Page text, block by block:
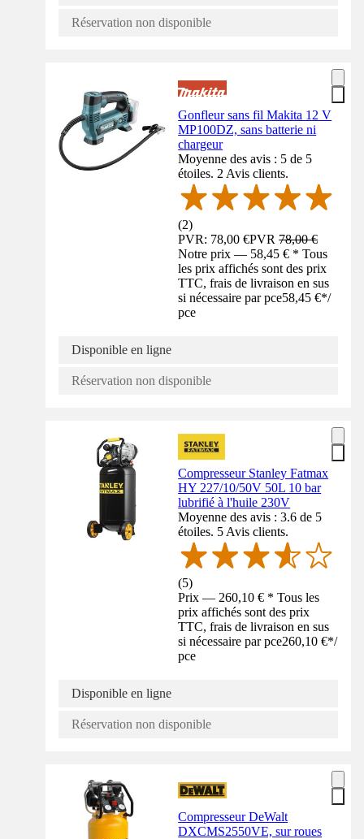
Réservation non disponible
Gonfleur sans fil Makita 12 V
MP100DZ, sans batterie ni
chargeur
Moyenne des avis : 5 de 5
étoiles. 2 Avis clients.
(2)
PVR: 78,00 €PVR78,00 €
Notre prix — 58,45 € * Tous
les prix affichés sont des prix
TTC, frais de livraison en sus
si nécessaire par pce58,45 €*/
pce
Disponible en ligne
Réservation non disponible
Compresseur Stanley Fatmax
HY 227/10/50V 50L 10 bar
lubrifié à l'huile 230V
Moyenne des avis : 3.6 de 5
étoiles. 5 Avis clients.
(5)
Prix — 260,10 € * Tous les
prix affichés sont des prix
TTC, frais de livraison en sus
si nécessaire par pce260,10 €*/
pce
Disponible en ligne
Réservation non disponible
Compresseur DeWalt
DXCMS2550VE, sur roues